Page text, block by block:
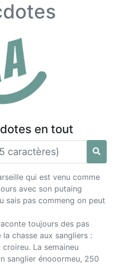
en tout
qui est venu comme
avec son putaing
sais pas commeng on peut
toujours des pas
chasse aux sangliers :
La semaineu
sanglier énooormeu, 250